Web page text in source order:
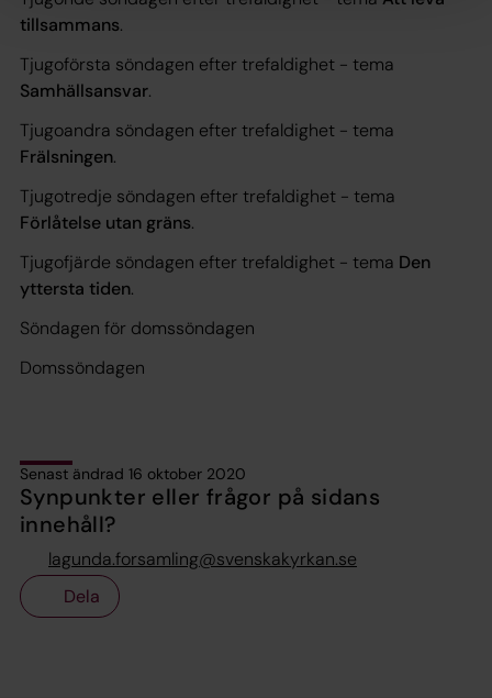
tillsammans.
Tjugoförsta söndagen efter trefaldighet - tema
Samhällsansvar.
Tjugoandra söndagen efter trefaldighet - tema
Frälsningen.
Tjugotredje söndagen efter trefaldighet - tema
Förlåtelse utan gräns.
Tjugofjärde söndagen efter trefaldighet - tema Den
yttersta tiden.
Söndagen för domssöndagen
Domssöndagen
Senast ändrad 16 oktober 2020
Synpunkter eller frågor på sidans
innehåll?
lagunda.forsamling@svenskakyrkan.se
Dela